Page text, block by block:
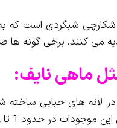
شبگردی است که
می کنند. برخی گونه
ماهی نایف:
لانه های حبابی
در حدود 1 تا 2 سالگی اتفاق می افتد.